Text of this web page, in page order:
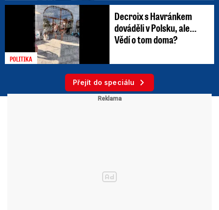
POLITIKA
Decroix s Havránkem
dováděli v Polsku, ale…
Vědí o tom doma?
Přejít do speciálu